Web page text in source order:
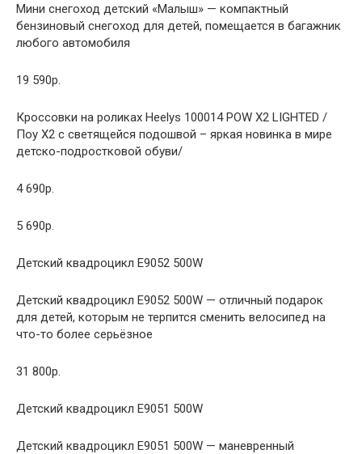
Мини снегоход детский «Малыш» — компактный
бензиновый снегоход для детей, помещается в багажник
любого автомобиля
19 590р.
Кроссовки на роликах Heelys 100014 POW X2 LIGHTED /
Поу Х2 с светящейся подошвой – яркая новинка в мире
детско-подростковой обуви/
4 690р.
5 690р.
Детский квадроцикл Е9052 500W
Детский квадроцикл Е9052 500W — отличный подарок
для детей, которым не терпится сменить велосипед на
что-то более серьёзное
31 800р.
Детский квадроцикл E9051 500W
Детский квадроцикл E9051 500W — маневренный